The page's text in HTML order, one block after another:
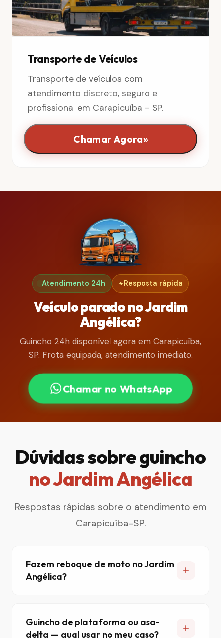
Transporte de Veículos
Transporte de veículos com
atendimento discreto, seguro e
profissional em Carapicuíba – SP.
Chamar Agora»
Atendimento 24h Resposta rápida
Veículo parado no Jardim
Angélica?
Guincho 24h disponível agora em Carapicuíba,
SP. Frota equipada, atendimento imediato.
Chamar no WhatsApp
Dúvidas sobre guincho
no Jardim Angélica
Respostas rápidas sobre o atendimento em
Carapicuíba-SP.
Fazem reboque de moto no Jardim
Angélica?
Guincho de plataforma ou asa-
delta — qual usar no meu caso?